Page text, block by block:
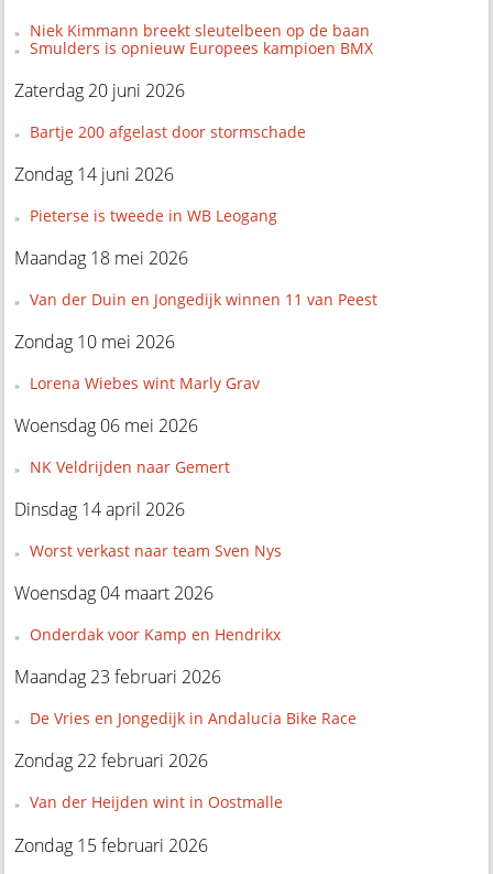
Niek Kimmann breekt sleutelbeen op de baan
Smulders is opnieuw Europees kampioen BMX
Zaterdag 20 juni 2026
Bartje 200 afgelast door stormschade
Zondag 14 juni 2026
Pieterse is tweede in WB Leogang
Maandag 18 mei 2026
Van der Duin en Jongedijk winnen 11 van Peest
Zondag 10 mei 2026
Lorena Wiebes wint Marly Grav
Woensdag 06 mei 2026
NK Veldrijden naar Gemert
Dinsdag 14 april 2026
Worst verkast naar team Sven Nys
Woensdag 04 maart 2026
Onderdak voor Kamp en Hendrikx
Maandag 23 februari 2026
De Vries en Jongedijk in Andalucia Bike Race
Zondag 22 februari 2026
Van der Heijden wint in Oostmalle
Zondag 15 februari 2026